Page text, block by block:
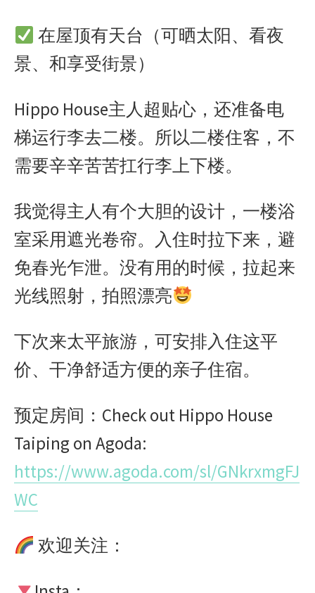
在屋顶有天台（可晒太阳、看夜
景、和享受街景）
Hippo House主人超贴心，还准备电
梯运行李去二楼。所以二楼住客，不
需要辛辛苦苦扛行李上下楼。
我觉得主人有个大胆的设计，一楼浴
室采用遮光卷帘。入住时拉下来，避
免春光乍泄。没有用的时候，拉起来
光线照射，拍照漂亮
下次来太平旅游，可安排入住这平
价、干净舒适方便的亲子住宿。
预定房间：Check out Hippo House
Taiping on Agoda:
https://www.agoda.com/sl/GNkrxmgFJ
WC
欢迎关注：